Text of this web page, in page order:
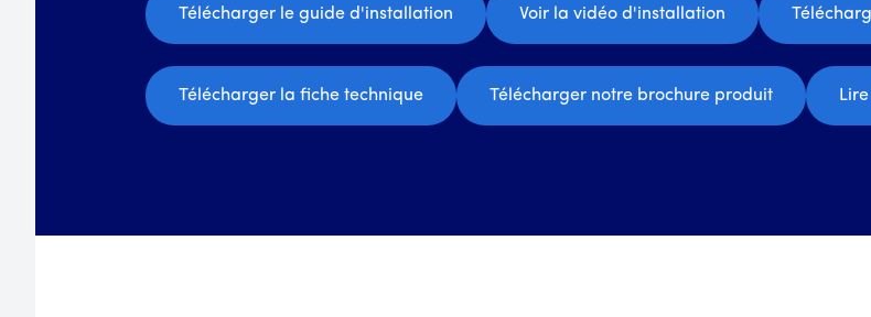
Télécharger le guide d'installation Voir la vidéo d'installation
Télécharger la fiche technique Télécharger notre brochure produit